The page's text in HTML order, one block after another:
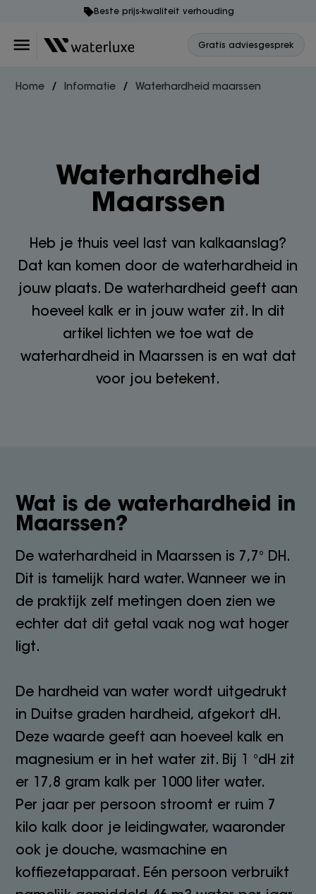
Beste prijs-kwaliteit verhouding
Gratis adviesgesprek
Home Informatie Waterhardheid maarssen
Waterhardheid
Maarssen
Heb je thuis veel last van kalkaanslag?
Dat kan komen door de waterhardheid in
jouw plaats. De waterhardheid geeft aan
hoeveel kalk er in jouw water zit. In dit
artikel lichten we toe wat de
waterhardheid in Maarssen is en wat dat
voor jou betekent.
Wat is de waterhardheid in
Maarssen?
De waterhardheid in Maarssen is 7,7° DH.
Dit is tamelijk hard water. Wanneer we in
de praktijk zelf metingen doen zien we
echter dat dit getal vaak nog wat hoger
ligt.
De hardheid van water wordt uitgedrukt
in Duitse graden hardheid, afgekort dH.
Deze waarde geeft aan hoeveel kalk en
magnesium er in het water zit. Bij 1 °dH zit
er 17,8 gram kalk per 1000 liter water.
Per jaar per persoon stroomt er ruim 7
kilo kalk door je leidingwater, waaronder
ook je douche, wasmachine en
koffiezetapparaat. Eén persoon verbruikt